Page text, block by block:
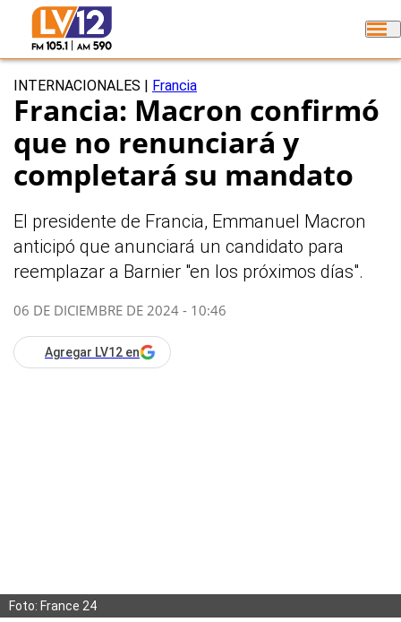
INTERNACIONALES Francia
Francia: Macron confirmó
que no renunciará y
completará su mandato
El presidente de Francia, Emmanuel Macron
anticipó que anunciará un candidato para
reemplazar a Barnier "en los próximos días".
06 DE DICIEMBRE DE 2024 - 10:46
Agregar LV12 en
Foto: France 24